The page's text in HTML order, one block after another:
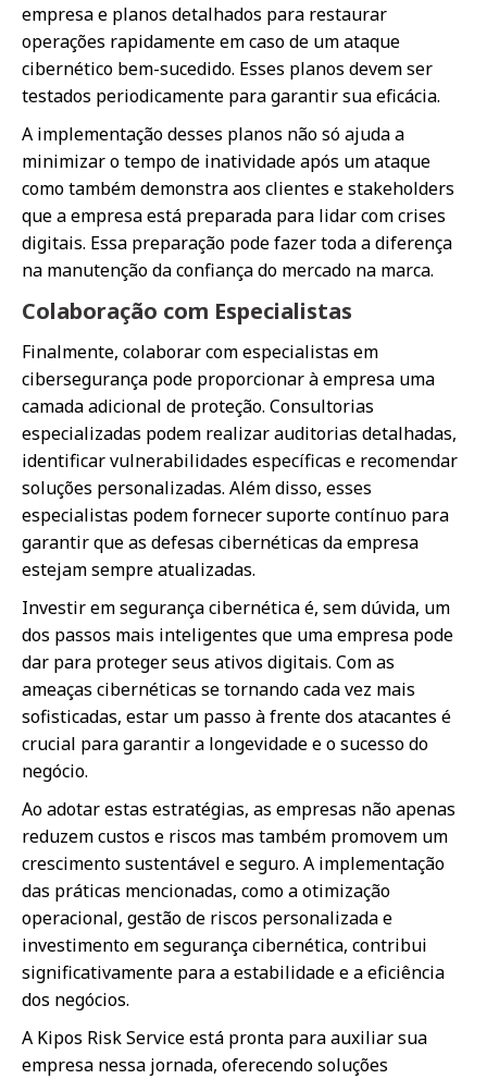
empresa e planos detalhados para restaurar
operações rapidamente em caso de um ataque
cibernético bem-sucedido. Esses planos devem ser
testados periodicamente para garantir sua eficácia.
A implementação desses planos não só ajuda a
minimizar o tempo de inatividade após um ataque
como também demonstra aos clientes e stakeholders
que a empresa está preparada para lidar com crises
digitais. Essa preparação pode fazer toda a diferença
na manutenção da confiança do mercado na marca.
Colaboração com Especialistas
Finalmente, colaborar com especialistas em
cibersegurança pode proporcionar à empresa uma
camada adicional de proteção. Consultorias
especializadas podem realizar auditorias detalhadas,
identificar vulnerabilidades específicas e recomendar
soluções personalizadas. Além disso, esses
especialistas podem fornecer suporte contínuo para
garantir que as defesas cibernéticas da empresa
estejam sempre atualizadas.
Investir em segurança cibernética é, sem dúvida, um
dos passos mais inteligentes que uma empresa pode
dar para proteger seus ativos digitais. Com as
ameaças cibernéticas se tornando cada vez mais
sofisticadas, estar um passo à frente dos atacantes é
crucial para garantir a longevidade e o sucesso do
negócio.
Ao adotar estas estratégias, as empresas não apenas
reduzem custos e riscos mas também promovem um
crescimento sustentável e seguro. A implementação
das práticas mencionadas, como a otimização
operacional, gestão de riscos personalizada e
investimento em segurança cibernética, contribui
significativamente para a estabilidade e a eficiência
dos negócios.
A Kipos Risk Service está pronta para auxiliar sua
empresa nessa jornada, oferecendo soluções